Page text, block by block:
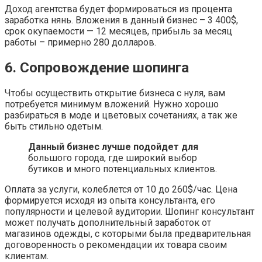
Доход агентства будет формироваться из процента
заработка нянь. Вложения в данный бизнес – 3 400$,
срок окупаемости — 12 месяцев, прибыль за месяц
работы – примерно 280 долларов.
6. Сопровождение шопинга
Чтобы осуществить открытие бизнеса с нуля, вам
потребуется минимум вложений. Нужно хорошо
разбираться в моде и цветовых сочетаниях, а так же
быть стильно одетым.
Данный бизнес лучше подойдет для
большого города, где широкий выбор
бутиков и много потенциальных клиентов.
Оплата за услуги, колеблется от 10 до 260$/час. Цена
формируется исходя из опыта консультанта, его
популярности и целевой аудитории. Шопинг консультант
может получать дополнительный заработок от
магазинов одежды, с которыми была предварительная
договоренность о рекомендации их товара своим
клиентам.